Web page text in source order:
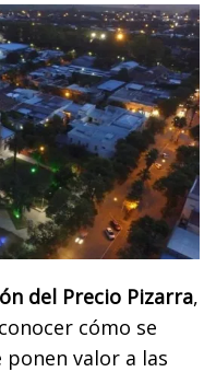
del Precio Pizarra,
cómo se
valor a las